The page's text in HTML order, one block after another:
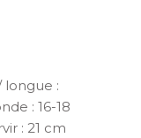
longue :
: 16-18
: 21 cm